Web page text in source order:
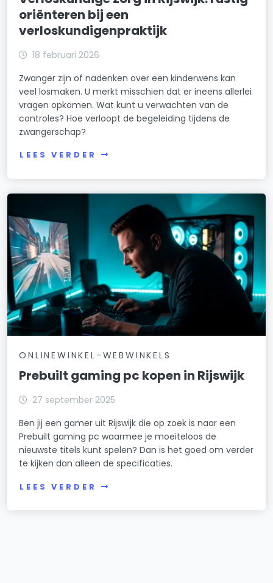
oriënteren bij een
verloskundigenpraktijk
18 februari 2026
Zwanger zijn of nadenken over een kinderwens kan
veel losmaken. U merkt misschien dat er ineens allerlei
vragen opkomen. Wat kunt u verwachten van de
controles? Hoe verloopt de begeleiding tijdens de
zwangerschap?
LEES VERDER
ONLINEWINKEL-WEBWINKELS
Prebuilt gaming pc kopen in Rijswijk
27 september 2025
Ben jij een gamer uit Rijswijk die op zoek is naar een
Prebuilt gaming pc waarmee je moeiteloos de
nieuwste titels kunt spelen? Dan is het goed om verder
te kijken dan alleen de specificaties.
LEES VERDER